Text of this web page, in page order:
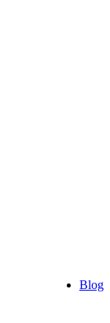
Blog